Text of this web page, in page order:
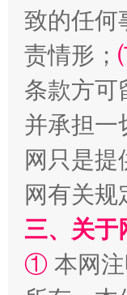
致的任何
责情形；
条款方可
并承担一
网只是
网有关
三、关于
① 本网